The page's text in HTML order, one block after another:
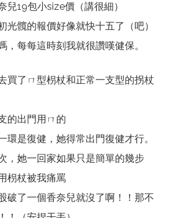
兒19包小size價（講很細）
光髖的報價好像就快十五了（吧）
，每每這時刻我就很讚嘆健保。
買了ㄇ型枴杖和正常一支型的拐杖
的出門用ㄇ的
環是復健，她得常出門復健才行。
，她一回家如果只是簡單的幾步
枴杖被我痛罵
破了一個香奈兒就沒了啊！！那不